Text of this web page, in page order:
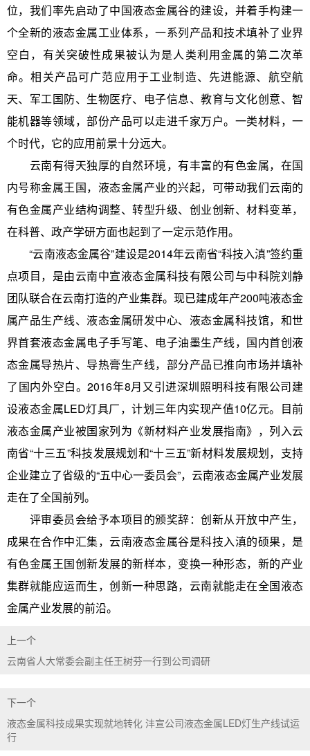
位，我们率先启动了中国液态金属谷的建设，并着手构建一
个全新的液态金属工业体系，一系列产品和技术填补了业界
空白，有关突破性成果被认为是人类利用金属的第二次革
命。相关产品可广范应用于工业制造、先进能源、航空航
天、军工国防、生物医疗、电子信息、教育与文化创意、智
能机器等领域，部份产品可以走进千家万户。一类材料，一
个时代，它的应用前景十分远大。
云南有得天独厚的自然环境，有丰富的有色金属，在国
内号称金属王国，液态金属产业的兴起，可带动我们云南的
有色金属产业结构调整、转型升级、创业创新、材料变革，
在科普、政产学研方面也起到了一定示范作用。
“云南液态金属谷”建设是2014年云南省“科技入滇”签约重
点项目，是由云南中宣液态金属科技有限公司与中科院刘静
团队联合在云南打造的产业集群。现已建成年产200吨液态金
属产品生产线、液态金属研发中心、液态金属科技馆，和世
界首套液态金属电子手写笔、电子油墨生产线，国内首创液
态金属导热片、导热膏生产线，部分产品已推向市场并填补
了国内外空白。2016年8月又引进深圳照明科技有限公司建
设液态金属LED灯具厂，计划三年内实现产值10亿元。目前
液态金属产业被国家列为《新材料产业发展指南》，列入云
南省“十三五”科技发展规划和“十三五”新材料发展规划，支持
企业建立了省级的“五中心一委员会”，云南液态金属产业发展
走在了全国前列。
评审委员会给予本项目的颁奖辞：创新从开放中产生，
成果在合作中汇集，云南液态金属谷是科技入滇的硕果，是
有色金属王国创新发展的新样本，变换一种形态，新的产业
集群就能应运而生，创新一种思路，云南就能走在全国液态
金属产业发展的前沿。
上一个
云南省人大常委会副主任王树芬一行到公司调研
下一个
液态金属科技成果实现就地转化 沣宣公司液态金属LED灯生产线试运
行